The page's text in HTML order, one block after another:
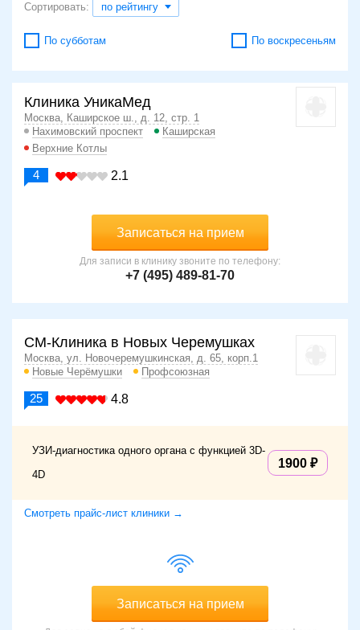
Сортировать: по рейтингу
По субботам По воскресеньям
Клиника УникаМед
Москва, Каширское ш., д. 12, стр. 1
Нахимовский проспект
Каширская
Верхние Котлы
4 2.1
Записаться на прием
Для записи в клинику звоните по телефону:
+7 (495) 489-81-70
СМ-Клиника в Новых Черемушках
Москва, ул. Новочеремушкинская, д. 65, корп.1
Новые Черёмушки
Профсоюзная
25 4.8
УЗИ-диагностика одного органа с функцией 3D-
4D
1900
Смотреть прайс-лист клиники →
Записаться на прием